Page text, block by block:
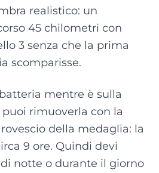
realistico: un
45 chilometri con
3 senza che la prima
scomparisse.
mentre è sulla
rimuoverla con la
della medaglia: la
9 ore. Quindi devi
notte o durante il giorno